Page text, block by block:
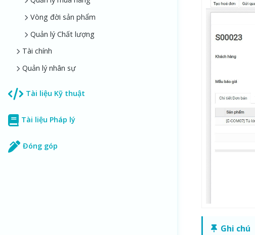
Vòng đời sản phẩm
Quản lý Chất lượng
Tài chính
Quản lý nhân sự
Tài liệu Kỹ thuật
Tài liệu Pháp lý
Đóng góp
Ghi chú